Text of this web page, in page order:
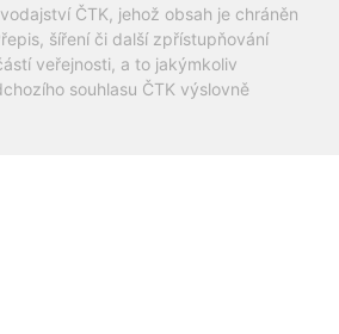
ČTK, jehož obsah je chráněn
šíření či další zpřístupňování
veřejnosti, a to jakýmkoliv
souhlasu ČTK výslovně